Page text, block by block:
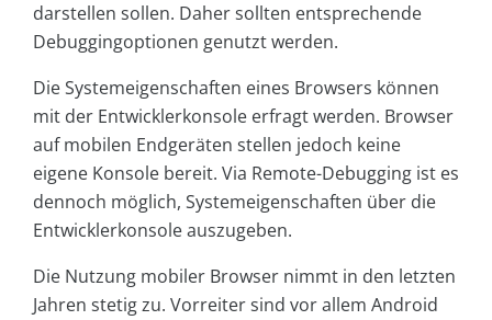
darstellen sollen. Daher sollten entsprechende
Debuggingoptionen genutzt werden.
Die Systemeigenschaften eines Browsers können
mit der Entwicklerkonsole erfragt werden. Browser
auf mobilen Endgeräten stellen jedoch keine
eigene Konsole bereit. Via Remote-Debugging ist es
dennoch möglich, Systemeigenschaften über die
Entwicklerkonsole auszugeben.
Die Nutzung mobiler Browser nimmt in den letzten
Jahren stetig zu. Vorreiter sind vor allem Android